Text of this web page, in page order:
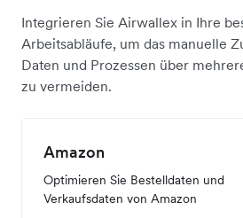
Integrieren Sie Airwallex in Ihre
Arbeitsabläufe, um das manuelle
Daten und Prozessen über
zu vermeiden.
Amazon
Optimieren Sie Bestelldaten und
Verkaufsdaten von Amazon